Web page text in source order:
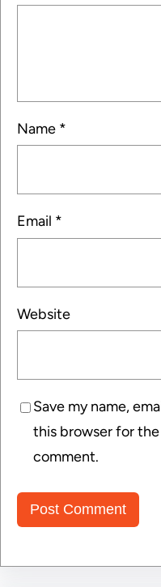
Name *
Email *
Website
Save my name,
this browser for
comment.